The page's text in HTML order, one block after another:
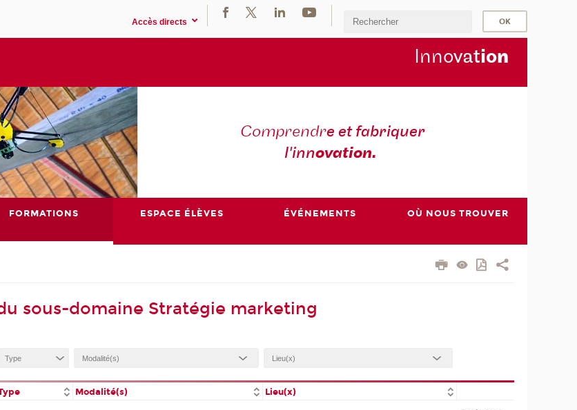
Accès directs
Innovation
Comprendre et fabriquer
l'innovation.
FORMATIONS ESPACE ÉLÈVES ÉVÉNEMENTS OÙ NOUS TROUVER
sous-domaine Stratégie marketing
Modalité(s) Lieu(x)